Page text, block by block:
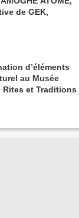
de GEK,
d’éléments
au Musée
Rites et Traditions